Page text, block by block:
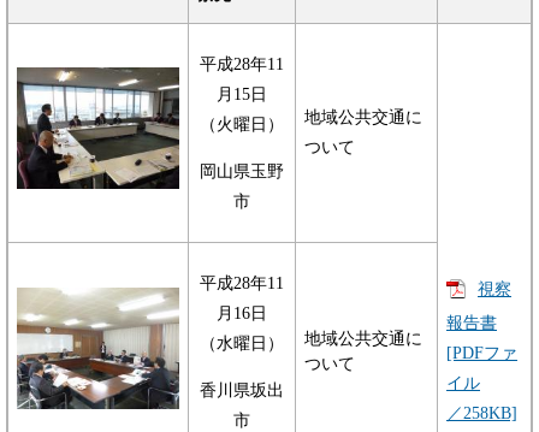
平成28年11
月15日
（火曜日）
岡山県玉野
市
地域公共交通に
ついて
視察
報告書
[PDFファ
イル
／258KB]
平成28年11
月16日
（水曜日）
香川県坂出
市
地域公共交通に
ついて